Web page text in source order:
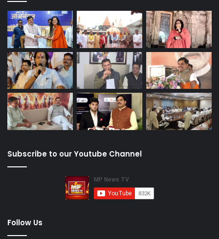
Subscribe to our Youtube Channel
Follow Us